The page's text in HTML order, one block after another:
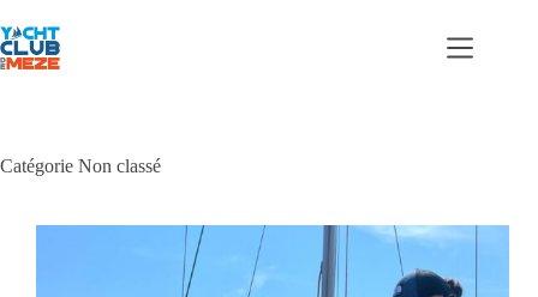
au
contenu
Catégorie Non classé